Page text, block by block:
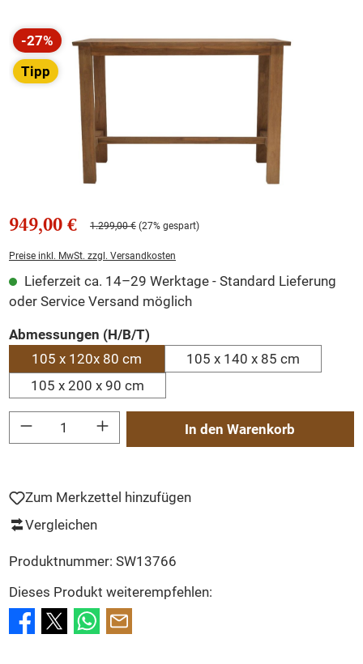
Bildergalerie überspringen
-27%
Rabatt
Tipp
949,00 € 1.299,00 € (27% gespart)
Preise inkl. MwSt. zzgl. Versandkosten
Lieferzeit ca. 14–29 Werktage - Standard Lieferung
oder Service Versand möglich
Abmessungen (H/B/T)
105 x 120x 80 cm
105 x 140 x 85 cm
105 x 200 x 90 cm
Produkt Anzahl: Gib den gewünschten Wert ein oder benutze die Schaltflächen
In den Warenkorb
Zum Merkzettel hinzufügen
Vergleichen
Produktnummer: SW13766
Dieses Produkt weiterempfehlen: